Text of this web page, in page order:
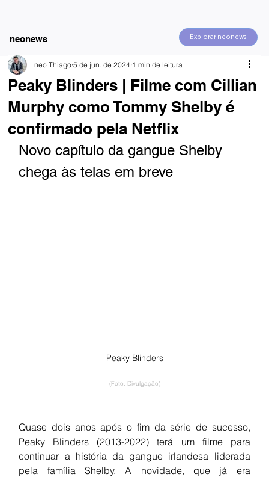
Explorar neonews
neonews
Peaky Blinders | Filme com Cillian
Murphy como Tommy Shelby é
confirmado pela Netflix
neo Thiago 5 de jun. de 2024 1 min de leitura
Novo capítulo da gangue Shelby
chega às telas em breve
Peaky Blinders
(Foto: Divulgação)
Quase dois anos após o fim da série de sucesso,
Peaky Blinders (2013-2022) terá um filme para
continuar a história da gangue irlandesa liderada
pela família Shelby. A novidade, que já era